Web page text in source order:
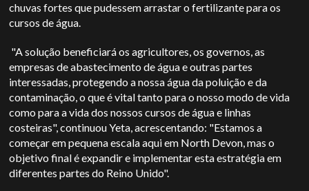
chuvas fortes que pudessem arrastar o fertilizante para os
cursos de água.
"A solução beneficiará os agricultores, os governos, as
empresas de abastecimento de água e outras partes
interessadas, protegendo a nossa água da poluição e da
contaminação, o que é vital tanto para o nosso modo de vida
como para a vida dos nossos cursos de água e linhas
costeiras", continuou Yeta, acrescentando: "Estamos a
começar em pequena escala aqui em North Devon, mas o
objetivo final é expandir e implementar esta estratégia em
diferentes partes do Reino Unido".